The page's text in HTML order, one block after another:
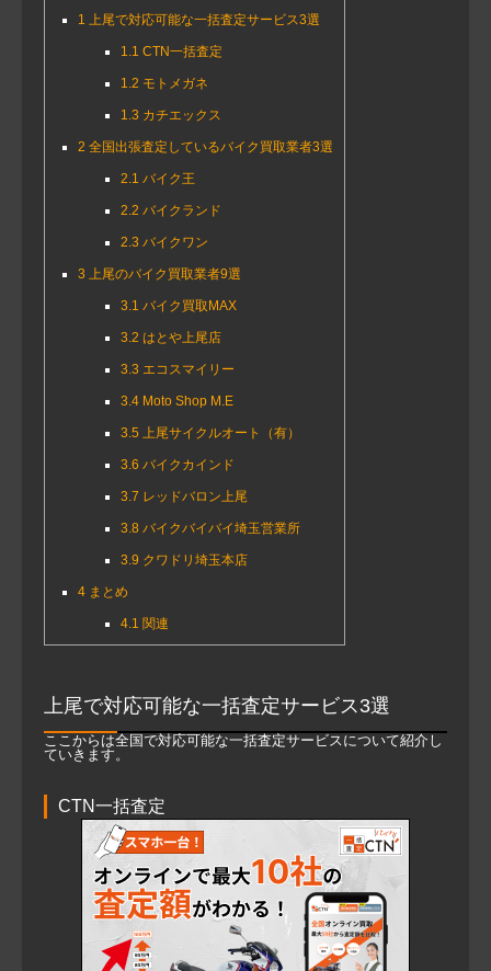
1 上尾で対応可能な一括査定サービス3選
1.1 CTN一括査定
1.2 モトメガネ
1.3 カチエックス
2 全国出張査定しているバイク買取業者3選
2.1 バイク王
2.2 バイクランド
2.3 バイクワン
3 上尾のバイク買取業者9選
3.1 バイク買取MAX
3.2 はとや上尾店
3.3 エコスマイリー
3.4Moto Shop M.E
3.5 上尾サイクルオート（有）
3.6 バイクカインド
3.7 レッドバロン上尾
3.8 バイクバイバイ埼玉営業所
3.9 クワドリ埼玉本店
4 まとめ
4.1 関連
上尾で対応可能な一括査定サービス3選
ここからは全国で対応可能な一括査定サービスについて紹介し
ていきます。
CTN一括査定